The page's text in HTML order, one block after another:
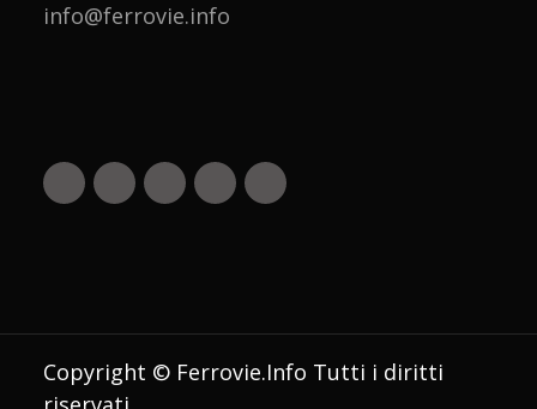
info@ferrovie.info
Copyright © Ferrovie.Info Tutti i diritti